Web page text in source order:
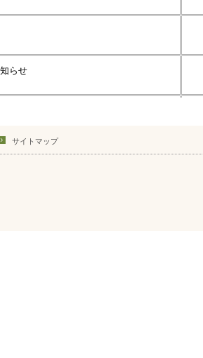
サイトマップ